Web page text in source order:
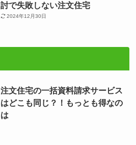
討で失敗しない注文住宅
2024年12月30日
注文住宅の一括資料請求サービス
はどこも同じ？！もっとも得なの
は